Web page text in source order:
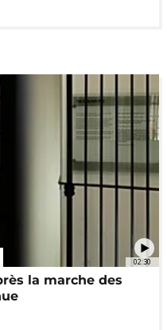
02:30
la marche des